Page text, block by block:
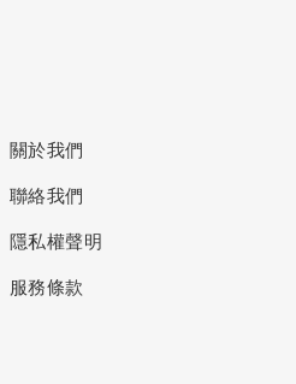
關於我們
聯絡我們
隱私權聲明
服務條款